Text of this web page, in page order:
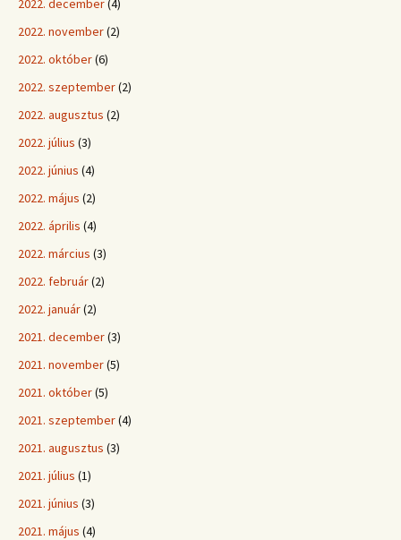
2022. december(4)
2022. november(2)
2022. október(6)
2022. szeptember(2)
2022. augusztus (2)
2022. július (3)
2022. június (4)
2022. május (2)
2022. április (4)
2022. március (3)
2022. február(2)
2022. január(2)
2021. december(3)
2021. november(5)
2021. október(5)
2021. szeptember(4)
2021. augusztus (3)
2021. július (1)
2021. június (3)
2021. május (4)